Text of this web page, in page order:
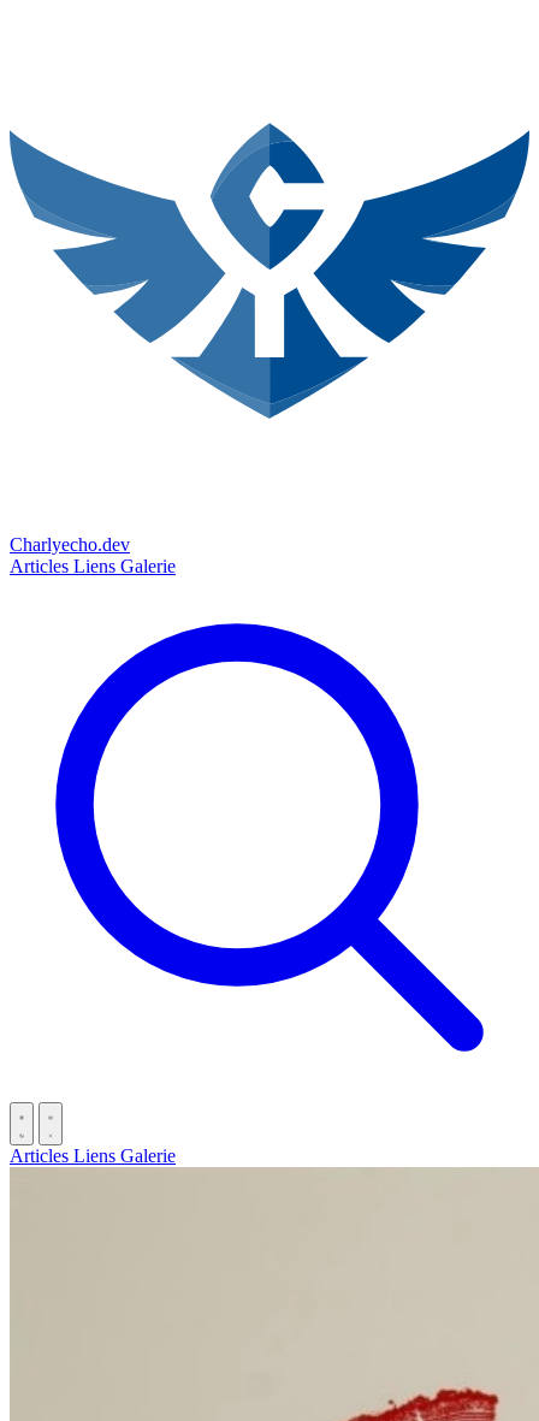
Charlyecho.dev
Articles Liens Galerie
Articles Liens Galerie